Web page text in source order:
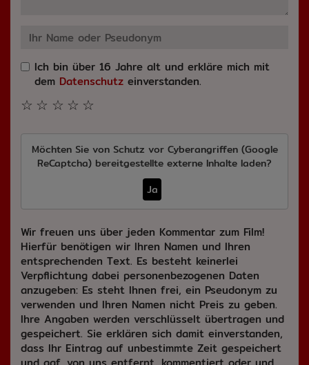
Ich bin über 16 Jahre alt und erkläre mich mit
dem Datenschutz einverstanden.
☆
☆
☆
☆
☆
Möchten Sie von Schutz vor Cyberangriffen (Google
ReCaptcha) bereitgestellte externe Inhalte laden?
Ja
Wir freuen uns über jeden Kommentar zum Film!
Hierfür benötigen wir Ihren Namen und Ihren
entsprechenden Text. Es besteht keinerlei
Verpflichtung dabei personenbezogenen Daten
anzugeben: Es steht Ihnen frei, ein Pseudonym zu
verwenden und Ihren Namen nicht Preis zu geben.
Ihre Angaben werden verschlüsselt übertragen und
gespeichert. Sie erklären sich damit einverstanden,
dass Ihr Eintrag auf unbestimmte Zeit gespeichert